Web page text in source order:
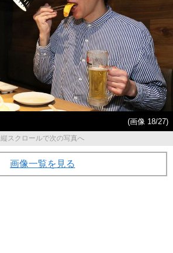
(画像 18/27)
縦スクロールで次の写真へ
画像一覧を見る